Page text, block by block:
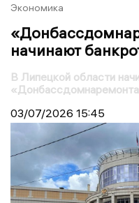
Экономика
начинают
В Липецкой области
03/07/2026 15:45